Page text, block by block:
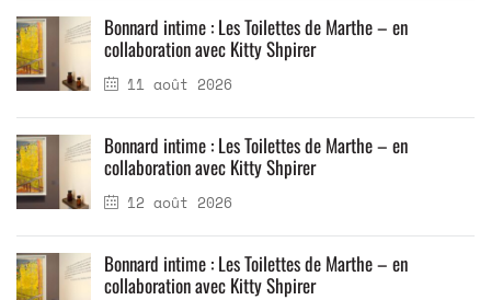
11 août 2026
Bonnard intime : Les Toilettes de Marthe – en
collaboration avec Kitty Shpirer
12 août 2026
Bonnard intime : Les Toilettes de Marthe – en
collaboration avec Kitty Shpirer
Bonnard intime : Les Toilettes de Marthe – en
collaboration avec Kitty Shpirer